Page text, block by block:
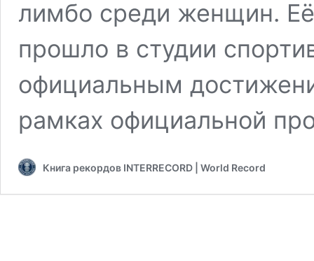
лимбо среди женщин.
прошло в студии
официальным
рамках официальной
Книга рекордов INTERRECORD | World Record